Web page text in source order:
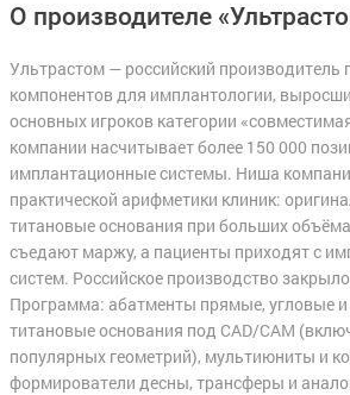
О производителе
Ультрастом — российский производитель
компонентов для имплантологии,
основных игроков категории
компании насчитывает более 150 000
имплантационные системы. Ниша
практической арифметики клиник:
титановые основания при больших
съедают маржу, а пациенты приходят с
систем. Российское производство
Программа: абатменты прямые, угловые
титановые основания под CAD/CAM
популярных геометрий), мультиюниты и
формирователи десны, трансферы и